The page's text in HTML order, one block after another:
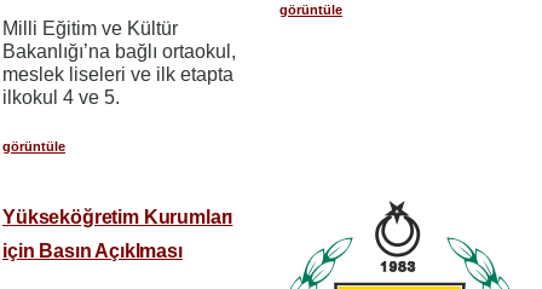
Milli Eğitim ve Kültür
Bakanlığı’na bağlı ortaokul,
meslek liseleri ve ilk etapta
ilkokul 4 ve 5.
görüntüle
görüntüle
Yükseköğretim Kurumları
için Basın Açıklması